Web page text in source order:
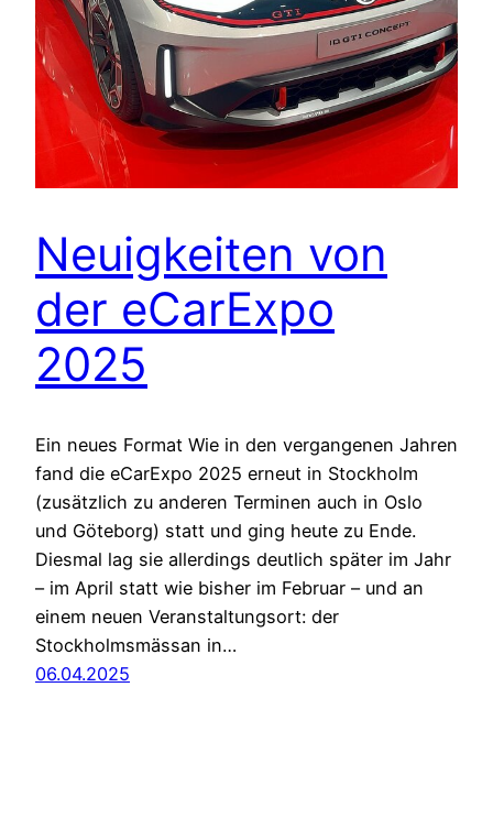
Neuigkeiten von
der eCarExpo
2025
Ein neues Format Wie in den vergangenen Jahren
fand die eCarExpo 2025 erneut in Stockholm
(zusätzlich zu anderen Terminen auch in Oslo
und Göteborg) statt und ging heute zu Ende.
Diesmal lag sie allerdings deutlich später im Jahr
– im April statt wie bisher im Februar – und an
einem neuen Veranstaltungsort: der
Stockholmsmässan in…
06.04.2025